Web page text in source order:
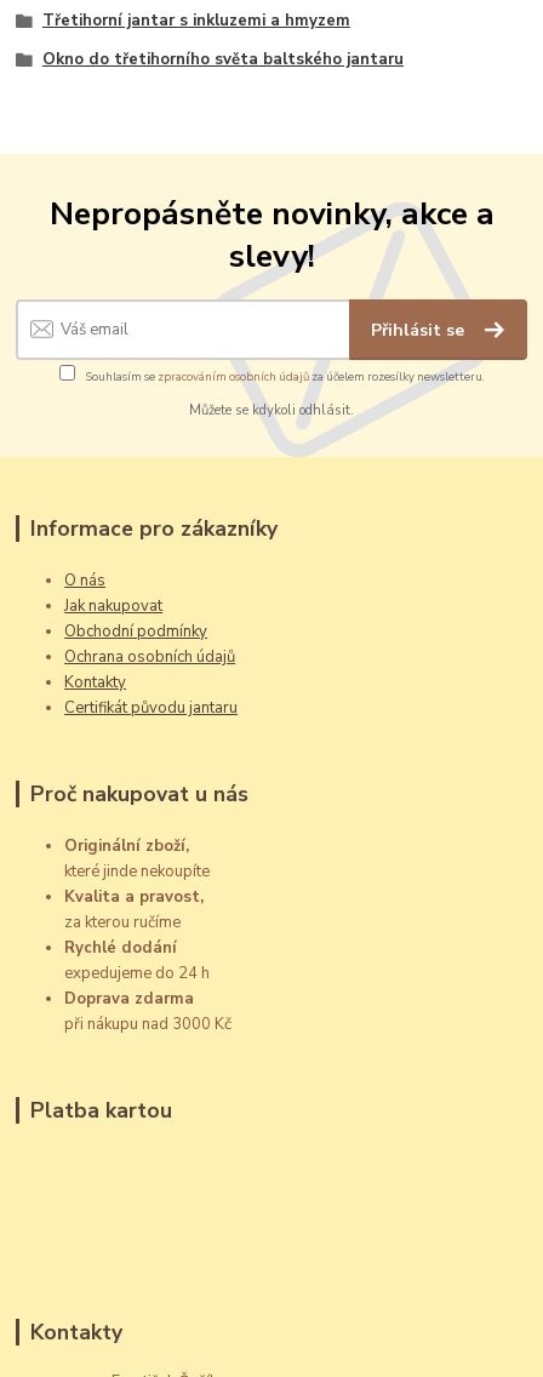
Třetihorní jantar s inkluzemi a hmyzem
Okno do třetihorního světa baltského jantaru
Nepropásněte novinky, akce a
slevy!
Přihlásit se
Souhlasím se zpracováním osobních údajůza účelem rozesílky newsletteru.
Můžete se kdykoli odhlásit.
Informace pro zákazníky
O nás
Jak nakupovat
Obchodní podmínky
Ochrana osobních údajů
Kontakty
Certifikát původu jantaru
Proč nakupovat u nás
Originální zboží,
které jinde nekoupíte
Kvalita a pravost,
za kterou ručíme
Rychlé dodání
expedujeme do 24 h
Doprava zdarma
při nákupu nad 3000 Kč
Platba kartou
Kontakty